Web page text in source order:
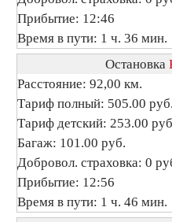
Прибытие: 12:46
Время в пути: 1 ч. 36 мин.
Остановка
Расстояние: 92,00 км.
Тариф полный: 505.00 руб.
Тариф детский: 253.00
Багаж: 101.00 руб.
Добровол. страховка: 0
Прибытие: 12:56
Время в пути: 1 ч. 46 мин.